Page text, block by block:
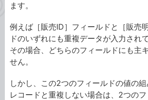
ます。
例えば［販売ID］フィールドと［販売
ドのいずれにも重複データが入力され
その場合、どちらのフィールドにも主
せん。
しかし、この2つのフィールドの値の
レコードと重複しない場合は、2つの